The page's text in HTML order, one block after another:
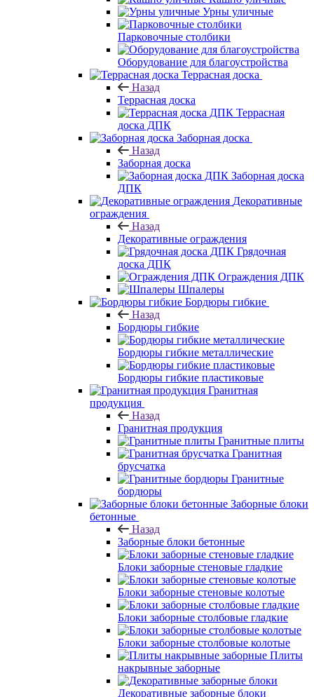
Урны уличные
Парковочные столбики
Оборудование для благоустройства
Террасная доска
Назад
Террасная доска
Террасная
доска ДПК
Заборная доска
Назад
Заборная доска
Заборная доска
ДПК
Декоративные
ограждения
Назад
Декоративные ограждения
Грядочная
доска ДПК
Ограждения ДПК
Шпалеры
Бордюры гибкие
Назад
Бордюры гибкие
Бордюры гибкие металлические
Бордюры гибкие пластиковые
Гранитная
продукция
Назад
Гранитная продукция
Гранитные плиты
Гранитная
брусчатка
Гранитные
бордюры
Заборные блоки
бетонные
Назад
Заборные блоки бетонные
Блоки заборные стеновые гладкие
Блоки заборные стеновые колотые
Блоки заборные столбовые гладкие
Блоки заборные столбовые колотые
Плиты
накрывные заборные
Декоративные заборные блоки